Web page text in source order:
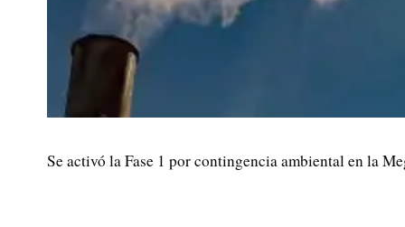
Se activó la Fase 1 por contingencia ambiental en la